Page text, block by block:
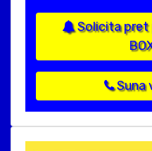
Solicita pret
Suna